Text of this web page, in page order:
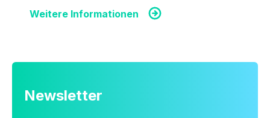
Weitere Informationen
Newsletter